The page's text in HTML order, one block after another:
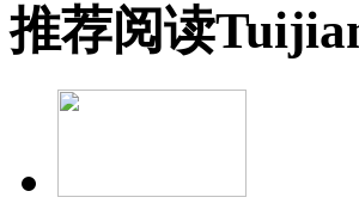
推荐阅读